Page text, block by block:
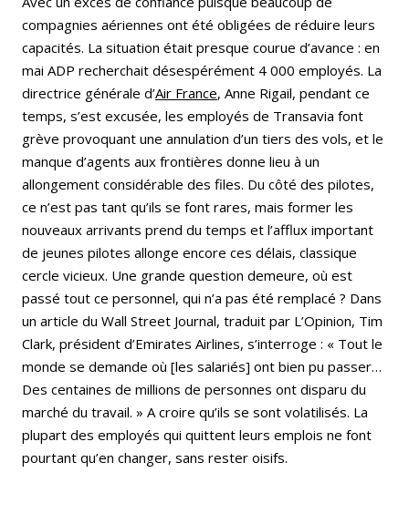
compagnies aériennes ont été obligées de réduire leurs
capacités. La situation était presque courue d’avance : en
mai ADP recherchait désespérément 4 000 employés. La
directrice générale d’Air France, Anne Rigail, pendant ce
temps, s’est excusée, les employés de Transavia font
grève provoquant une annulation d’un tiers des vols, et le
manque d’agents aux frontières donne lieu à un
allongement considérable des files. Du côté des pilotes,
ce n’est pas tant qu’ils se font rares, mais former les
nouveaux arrivants prend du temps et l’afflux important
de jeunes pilotes allonge encore ces délais, classique
cercle vicieux. Une grande question demeure, où est
passé tout ce personnel, qui n’a pas été remplacé ? Dans
un article du Wall Street Journal, traduit par L’Opinion, Tim
Clark, président d’Emirates Airlines, s’interroge : « Tout le
monde se demande où [les salariés] ont bien pu passer…
Des centaines de millions de personnes ont disparu du
marché du travail. » A croire qu’ils se sont volatilisés. La
plupart des employés qui quittent leurs emplois ne font
pourtant qu’en changer, sans rester oisifs.